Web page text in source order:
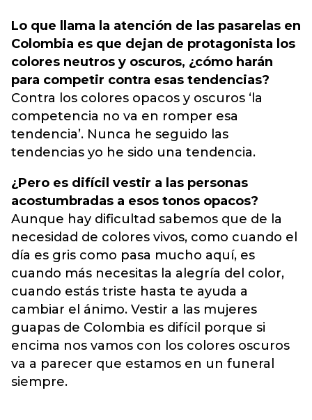
Lo que llama la atención de las pasarelas en
Colombia es que dejan de protagonista los
colores neutros y oscuros, ¿cómo harán
para competir contra esas tendencias?
Contra los colores opacos y oscuros ‘la
competencia no va en romper esa
tendencia’. Nunca he seguido las
tendencias yo he sido una tendencia.
¿Pero es difícil vestir a las personas
acostumbradas a esos tonos opacos?
Aunque hay dificultad sabemos que de la
necesidad de colores vivos, como cuando el
día es gris como pasa mucho aquí, es
cuando más necesitas la alegría del color,
cuando estás triste hasta te ayuda a
cambiar el ánimo. Vestir a las mujeres
guapas de Colombia es difícil porque si
encima nos vamos con los colores oscuros
va a parecer que estamos en un funeral
siempre.